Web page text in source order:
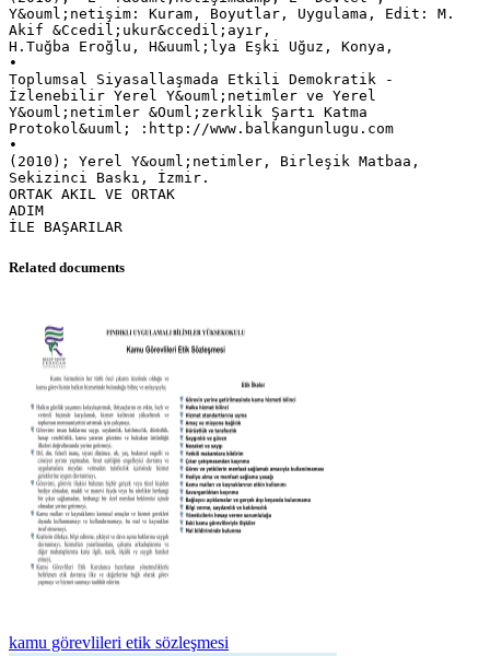
Related documents
kamu görevlileri etik sözleşmesi